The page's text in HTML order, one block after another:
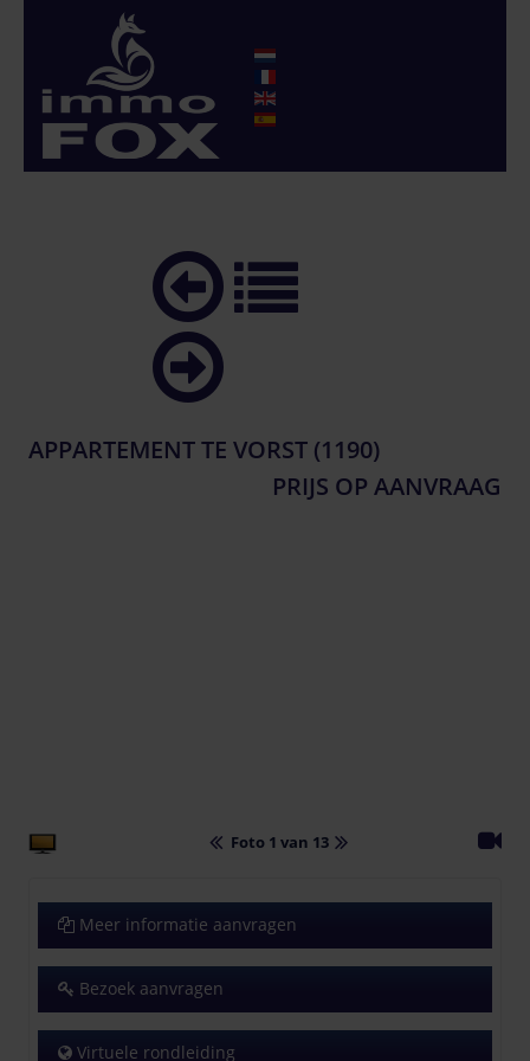
APPARTEMENT TE VORST (1190)
PRIJS OP AANVRAAG
Foto 1 van 13
Meer informatie aanvragen
Bezoek aanvragen
Virtuele rondleiding